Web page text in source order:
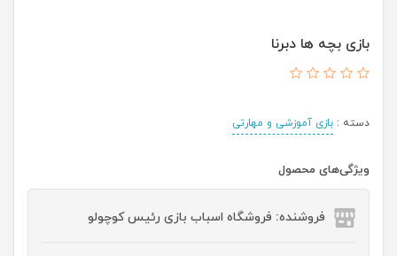
بازی بچه ها دبرنا
دسته : بازی آموزشی و مهارتی
ویژگی‌های محصول
فروشنده: فروشگاه اسباب بازی رئیس کوچولو